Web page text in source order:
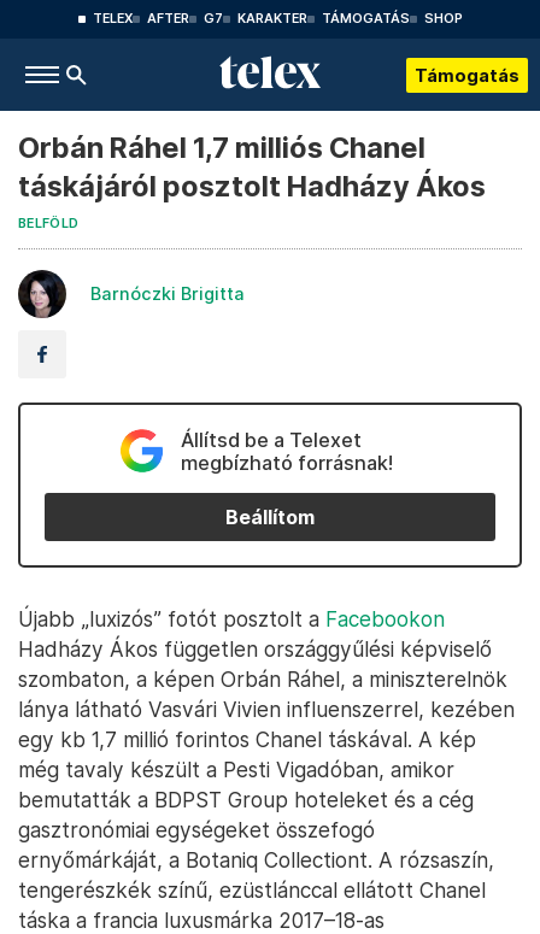
TELEX AFTER G7 KARAKTER TÁMOGATÁS SHOP
Támogatás
Orbán Ráhel 1,7 milliós Chanel
táskájáról posztolt Hadházy Ákos
BELFÖLD
Barnóczki Brigitta
Állítsd be a Telexet
megbízható forrásnak!
Beállítom
Újabb „luxizós” fotót posztolt a Facebookon
Hadházy Ákos független országgyűlési képviselő
szombaton, a képen Orbán Ráhel, a miniszterelnök
lánya látható Vasvári Vivien influenszerrel, kezében
egy kb 1,7 millió forintos Chanel táskával. A kép
még tavaly készült a Pesti Vigadóban, amikor
bemutatták a BDPST Group hoteleket és a cég
gasztronómiai egységeket összefogó
ernyőmárkáját, a Botaniq Collectiont. A rózsaszín,
tengerészkék színű, ezüstlánccal ellátott Chanel
táska a francia luxusmárka 2017–18-as